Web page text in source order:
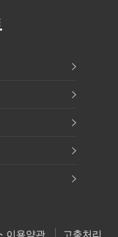
이용약관 고충처리